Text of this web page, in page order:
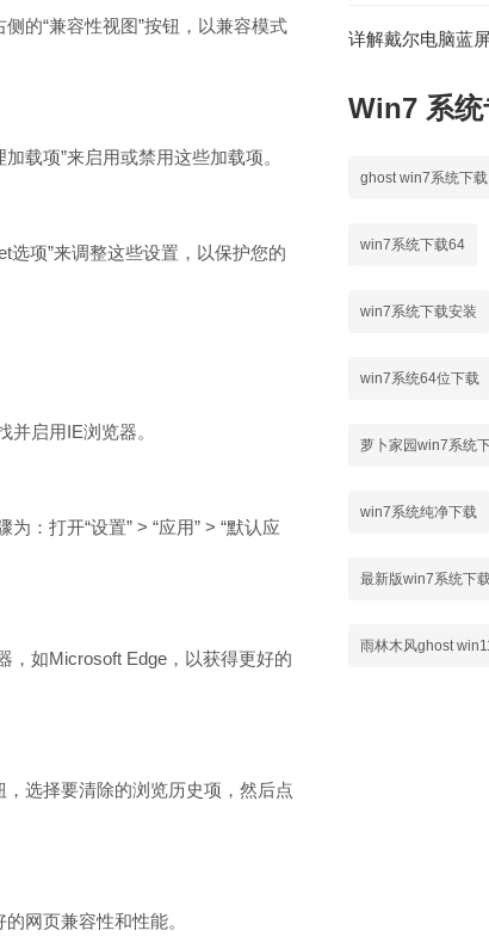
的“兼容性视图”按钮，以兼容模式
载项”来启用或禁用这些加载项。
项”来调整这些设置，以保护您的
启用IE浏览器。
：打开“设置” > “应用” > “默认应
如Microsoft Edge，以获得更好的
选择要清除的浏览历史项，然后点
网页兼容性和性能。
详解戴尔电脑蓝
Win7 系
ghost win7系统下载
win7系统下载64
win7系统下载安装
win7系统64位下载
萝卜家园win7系统
win7系统纯净下载
最新版win7系统下
雨林木风ghost